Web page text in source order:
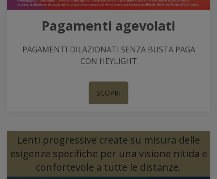
Pagamenti agevolati
PAGAMENTI DILAZIONATI SENZA BUSTA PAGA
CON HEYLIGHT
SCOPRI
Lenti progressive create su misura delle
esigenze specifiche per una visione nitida e
confortevole a tutte le distanze.